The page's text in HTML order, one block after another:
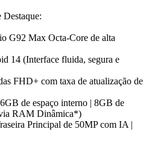
G92 Max Octa-Core de alta
14 (Interface fluida, segura e
FHD+ com taxa de atualização de
de espaço interno | 8GB de
RAM Dinâmica*)
Principal de 50MP com IA |